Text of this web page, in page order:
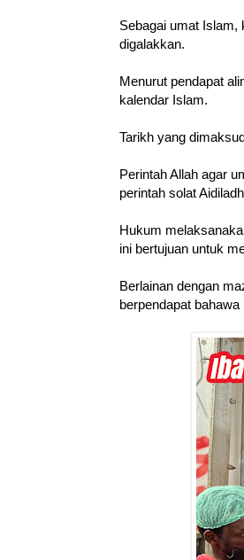
Sebagai umat Islam,
digalakkan.
Menurut pendapat
kalendar Islam.
Tarikh yang
Perintah Allah agar
perintah solat
Hukum
ini bertujuan untuk
Berlainan dengan
berpendapat